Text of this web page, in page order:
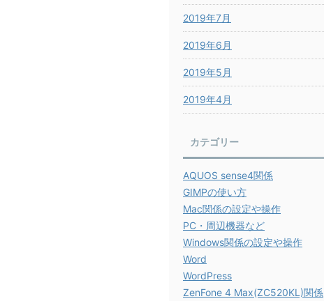
2019年7月
2019年6月
2019年5月
2019年4月
カテゴリー
AQUOS sense4関係
GIMPの使い方
Mac関係の設定や操作
PC・周辺機器など
Windows関係の設定や操作
Word
WordPress
ZenFone 4 Max(ZC520KL)関係